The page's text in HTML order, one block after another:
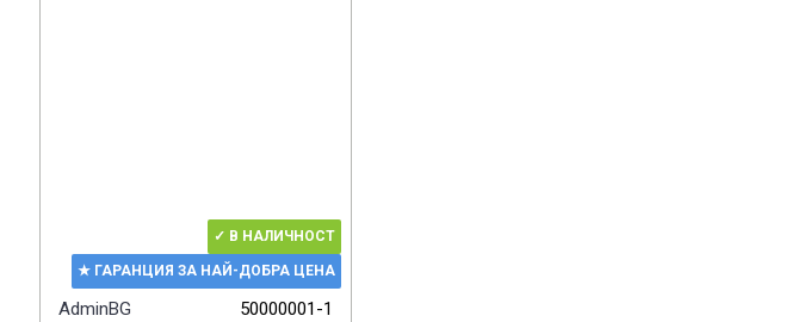
✓ В НАЛИЧНОСТ
★ ГАРАНЦИЯ ЗА НАЙ-ДОБРА ЦЕНА
AdminBG 50000001-1